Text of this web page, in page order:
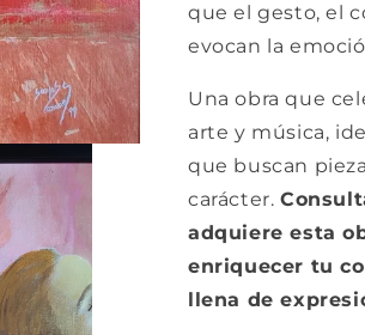
que el gesto, el
evocan la
Una obra que
arte y música,
que buscan
carácter.
adquiere esta
enriquecer tu
llena de